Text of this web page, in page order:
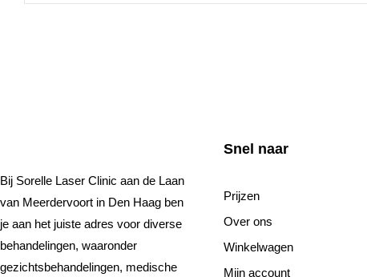
Bij Sorelle Laser Clinic aan de Laan
van Meerdervoort in Den Haag ben
je aan het juiste adres voor diverse
behandelingen, waaronder
gezichtsbehandelingen, medische
Snel naar
Prijzen
Over ons
Winkelwagen
Mijn account